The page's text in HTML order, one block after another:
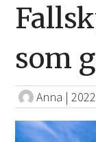
som
Anna |